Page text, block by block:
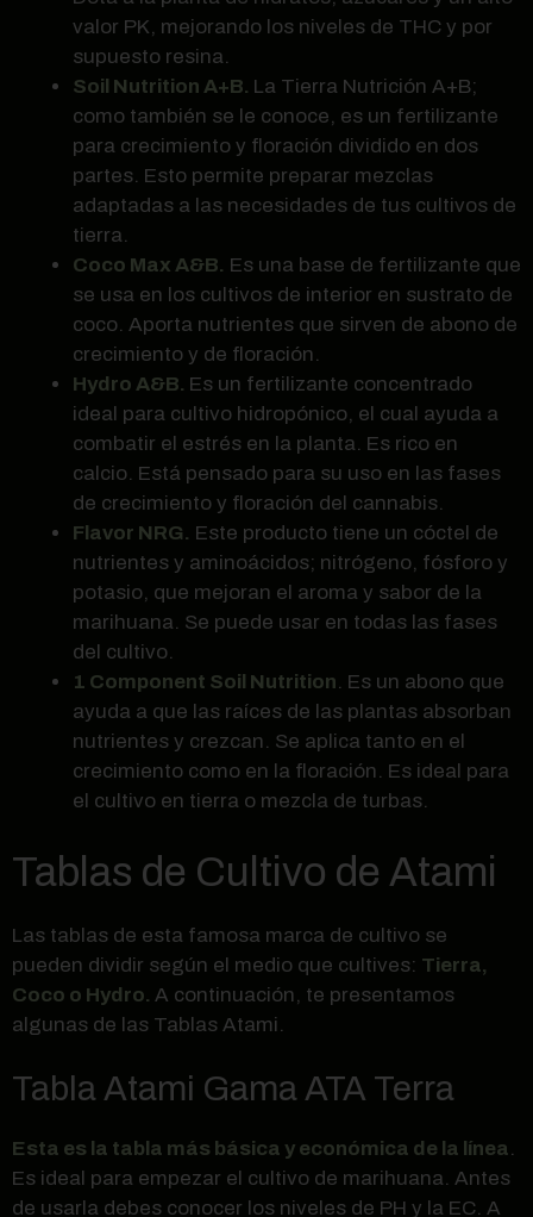
valor PK, mejorando los niveles de THC y por
supuesto resina.
Soil Nutrition A+B. La Tierra Nutrición A+B;
como también se le conoce, es un fertilizante
para crecimiento y floración dividido en dos
partes. Esto permite preparar mezclas
adaptadas a las necesidades de tus cultivos de
tierra.
Coco Max A&B. Es una base de fertilizante que
se usa en los cultivos de interior en sustrato de
coco. Aporta nutrientes que sirven de abono de
crecimiento y de floración.
Hydro A&B. Es un fertilizante concentrado
ideal para cultivo hidropónico, el cual ayuda a
combatir el estrés en la planta. Es rico en
calcio. Está pensado para su uso en las fases
de crecimiento y floración del cannabis.
Flavor NRG. Este producto tiene un cóctel de
nutrientes y aminoácidos; nitrógeno, fósforo y
potasio, que mejoran el aroma y sabor de la
marihuana. Se puede usar en todas las fases
del cultivo.
1 Component Soil Nutrition. Es un abono que
ayuda a que las raíces de las plantas absorban
nutrientes y crezcan. Se aplica tanto en el
crecimiento como en la floración. Es ideal para
el cultivo en tierra o mezcla de turbas.
Tablas de Cultivo de Atami
Las tablas de esta famosa marca de cultivo se
pueden dividir según el medio que cultives: Tierra,
Coco o Hydro. A continuación, te presentamos
algunas de las Tablas Atami.
Tabla Atami Gama ATA Terra
Esta es la tabla más básica y económica de la línea.
Es ideal para empezar el cultivo de marihuana. Antes
de usarla debes conocer los niveles de PH y la EC. A